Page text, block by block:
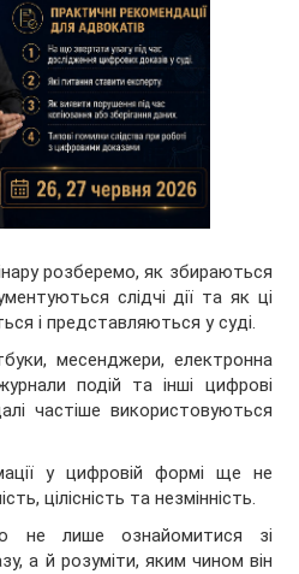
розберемо, як збираються
слідчі дії та як ці
і представляються у суді.
месенджери, електронна
подій та інші цифрові
частіше використовуються
у цифровій формі ще не
цілісність та незмінність.
не лише ознайомитися зі
а й розуміти, яким чином він